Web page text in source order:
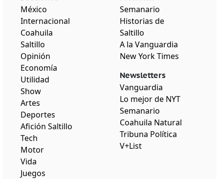
México
Internacional
Coahuila
Saltillo
Opinión
Economía
Utilidad
Show
Artes
Deportes
Afición Saltillo
Tech
Motor
Vida
Juegos
Semanario
Historias de
Saltillo
A la Vanguardia
New York Times
Newsletters
Vanguardia
Lo mejor de NYT
Semanario
Coahuila Natural
Tribuna Política
V+List